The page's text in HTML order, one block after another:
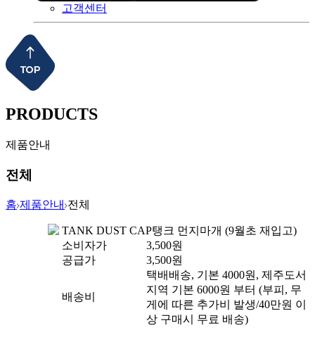
고객센터
PRODUCTS
제품안내
전체
홈 제품안내 전체
TANK DUST CAP탱크 먼지마개 (9월초 재입고)
소비자가
3,500원
공급가
3,500원
배송비
택배배송, 기본 4000원, 제주도서
지역 기본 6000원 부터 (부피, 무
게에 따른 추가비 발생/40만원 이
상 구매시 무료 배송)